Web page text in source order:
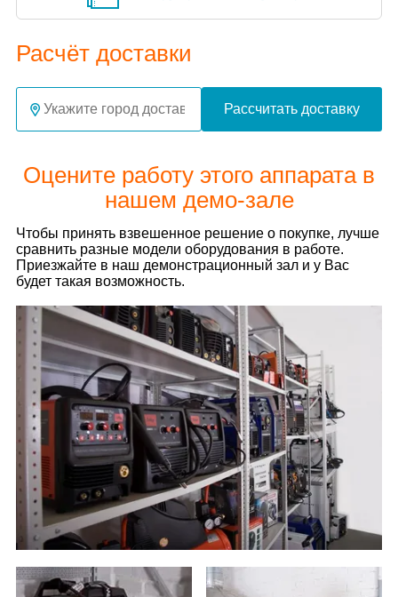
Расчёт доставки
Рассчитать доставку
Оцените работу этого аппарата в
нашем демо-зале
Чтобы принять взвешенное решение о покупке, лучше
сравнить разные модели оборудования в работе.
Приезжайте в наш демонстрационный зал и у Вас
будет такая возможность.